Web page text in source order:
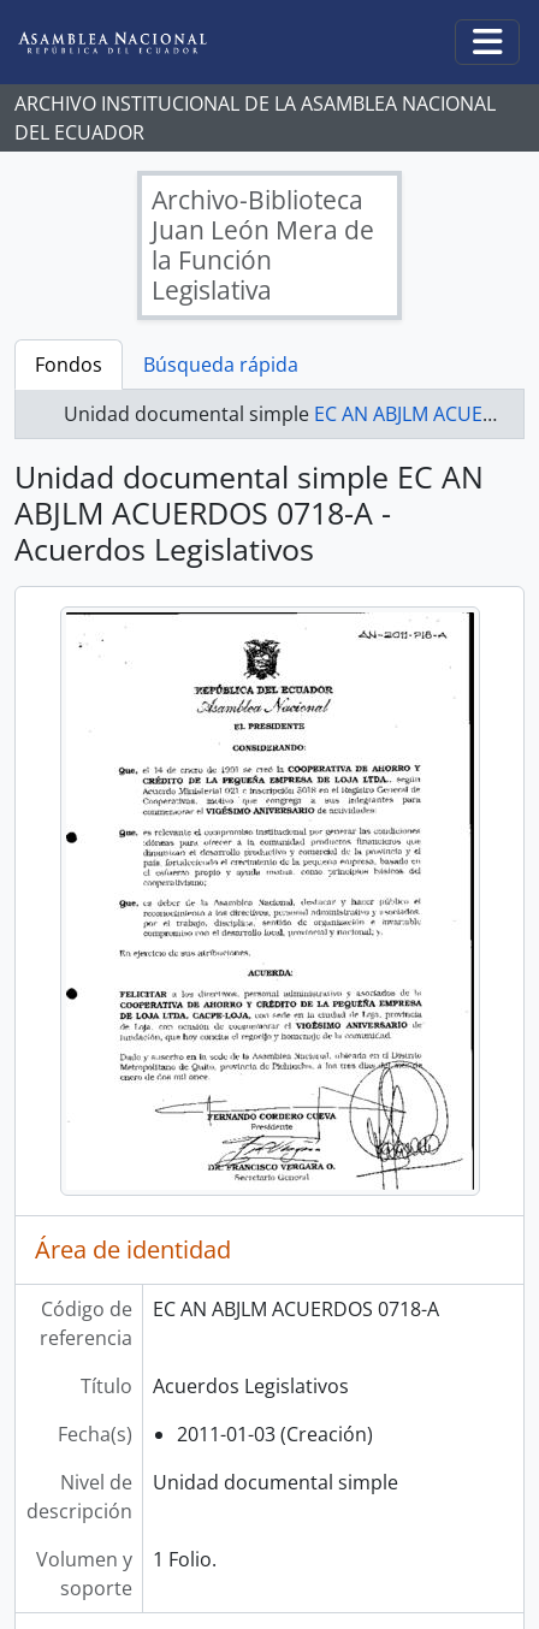
ARCHIVO INSTITUCIONAL DE LA ASAMBLEA NACIONAL
DEL ECUADOR
Archivo-Biblioteca
Juan León Mera de
la Función
Legislativa
Fondos
Búsqueda rápida
Unidad documental simple EC AN ABJLM ACUERDOS 0718-A - Acuerdos Legislativos
Unidad documental simple EC AN
ABJLM ACUERDOS 0718-A -
Acuerdos Legislativos
Área de identidad
Código de
referencia
EC AN ABJLM ACUERDOS 0718-A
Título
Acuerdos Legislativos
Fecha(s)
2011-01-03 (Creación)
Nivel de
descripción
Unidad documental simple
Volumen y
soporte
1 Folio.